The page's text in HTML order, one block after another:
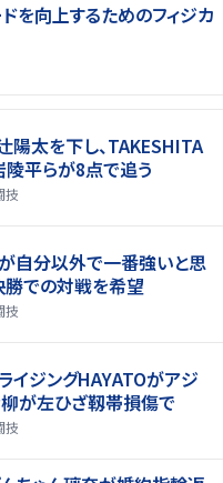
ドを向上するためのフィジカ
陽太を下し、TAKESHITA
陵平らが8点で追う
技
が自分以外で一番強いと思
勝での対戦を希望
技
イジングHAYATOがアジ
が左ひざ靱帯損傷で
技